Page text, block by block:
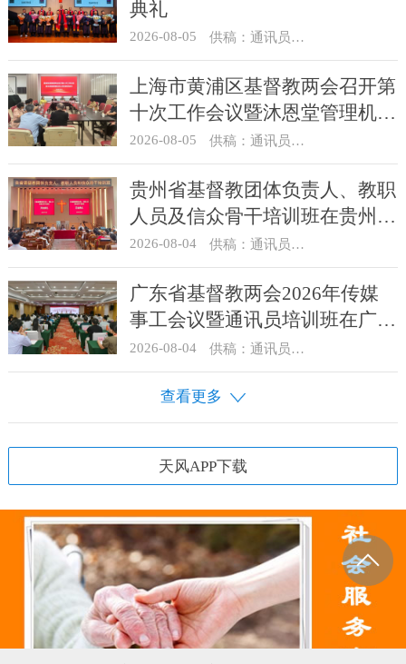
典礼
2026-08-05 供稿：通讯员 杨菁
上海市黄浦区基督教两会召开第
十次工作会议暨沐恩堂管理机构
七月份联席会议
2026-08-05 供稿：通讯员 景健美
贵州省基督教团体负责人、教职
人员及信众骨干培训班在贵州圣
经学校举办
2026-08-04 供稿：通讯员 杨菁
广东省基督教两会2026年传媒
事工会议暨通讯员培训班在广州
举办
2026-08-04 供稿：通讯员 汪浩
查看更多
天风APP下载